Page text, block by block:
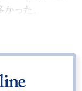
った。